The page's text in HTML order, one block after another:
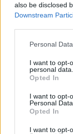
also be disclosed
Downstream
Personal
I want to opt-
personal data.
Opted In
I want to opt-
Personal Data.
Opted In
I want to opt-